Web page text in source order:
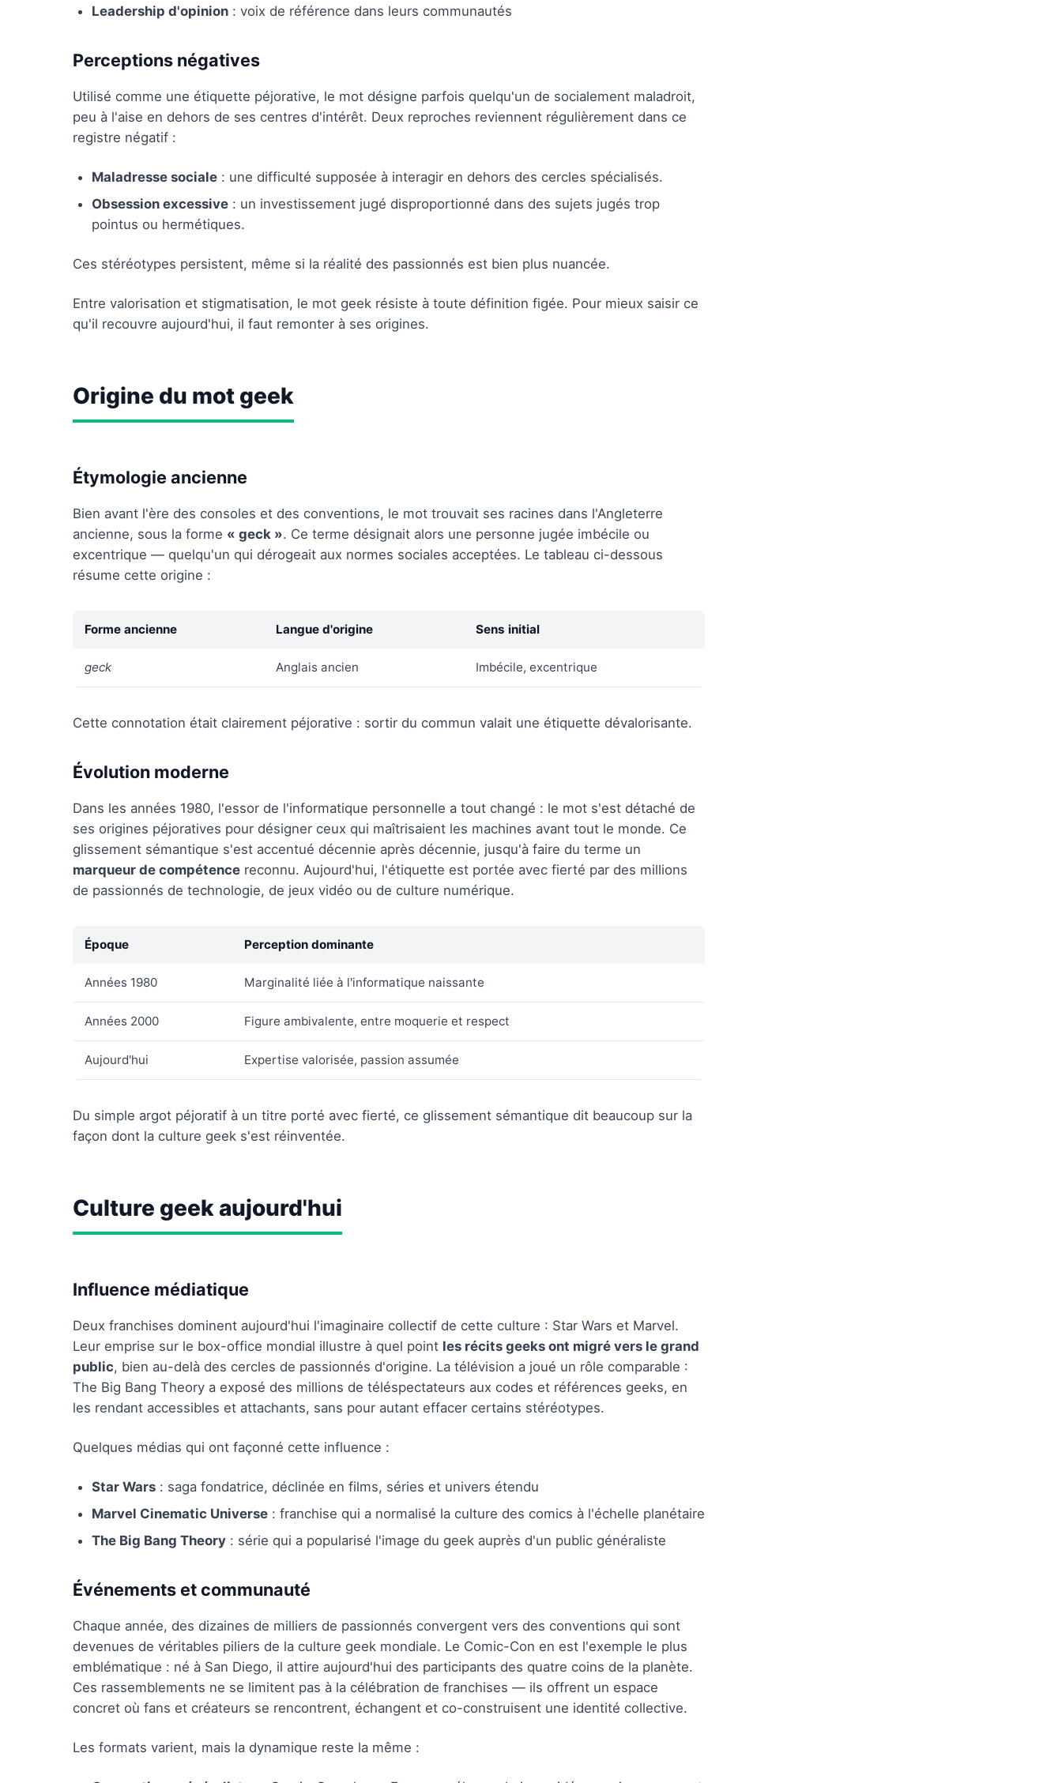
Leadership d'opinion : voix de référence dans leurs communautés
Perceptions négatives
Utilisé comme une étiquette péjorative, le mot désigne parfois quelqu'un de socialement maladroit,
peu à l'aise en dehors de ses centres d'intérêt. Deux reproches reviennent régulièrement dans ce
registre négatif :
Maladresse sociale : une difficulté supposée à interagir en dehors des cercles spécialisés.
Obsession excessive : un investissement jugé disproportionné dans des sujets jugés trop
pointus ou hermétiques.
Ces stéréotypes persistent, même si la réalité des passionnés est bien plus nuancée.
Entre valorisation et stigmatisation, le mot geek résiste à toute définition figée. Pour mieux saisir ce
qu'il recouvre aujourd'hui, il faut remonter à ses origines.
Origine du mot geek
Étymologie ancienne
Bien avant l'ère des consoles et des conventions, le mot trouvait ses racines dans l'Angleterre
ancienne, sous la forme « geck ». Ce terme désignait alors une personne jugée imbécile ou
excentrique — quelqu'un qui dérogeait aux normes sociales acceptées. Le tableau ci-dessous
résume cette origine :
Forme ancienne Langue d'origine Sens initial
geck Anglais ancien Imbécile, excentrique
Cette connotation était clairement péjorative : sortir du commun valait une étiquette dévalorisante.
Évolution moderne
Dans les années 1980, l'essor de l'informatique personnelle a tout changé : le mot s'est détaché de
ses origines péjoratives pour désigner ceux qui maîtrisaient les machines avant tout le monde. Ce
glissement sémantique s'est accentué décennie après décennie, jusqu'à faire du terme un
marqueur de compétence reconnu. Aujourd'hui, l'étiquette est portée avec fierté par des millions
de passionnés de technologie, de jeux vidéo ou de culture numérique.
Époque Perception dominante
Années 1980 Marginalité liée à l'informatique naissante
Années 2000 Figure ambivalente, entre moquerie et respect
Aujourd'hui Expertise valorisée, passion assumée
Du simple argot péjoratif à un titre porté avec fierté, ce glissement sémantique dit beaucoup sur la
façon dont la culture geek s'est réinventée.
Culture geek aujourd'hui
Influence médiatique
Deux franchises dominent aujourd'hui l'imaginaire collectif de cette culture : Star Wars et Marvel.
Leur emprise sur le box-office mondial illustre à quel point les récits geeks ont migré vers le grand
public, bien au-delà des cercles de passionnés d'origine. La télévision a joué un rôle comparable :
The Big Bang Theory a exposé des millions de téléspectateurs aux codes et références geeks, en
les rendant accessibles et attachants, sans pour autant effacer certains stéréotypes.
Quelques médias qui ont façonné cette influence :
Star Wars : saga fondatrice, déclinée en films, séries et univers étendu
Marvel Cinematic Universe : franchise qui a normalisé la culture des comics à l'échelle planétaire
The Big Bang Theory : série qui a popularisé l'image du geek auprès d'un public généraliste
Événements et communauté
Chaque année, des dizaines de milliers de passionnés convergent vers des conventions qui sont
devenues de véritables piliers de la culture geek mondiale. Le Comic-Con en est l'exemple le plus
emblématique : né à San Diego, il attire aujourd'hui des participants des quatre coins de la planète.
Ces rassemblements ne se limitent pas à la célébration de franchises — ils offrent un espace
concret où fans et créateurs se rencontrent, échangent et co-construisent une identité collective.
Les formats varient, mais la dynamique reste la même :